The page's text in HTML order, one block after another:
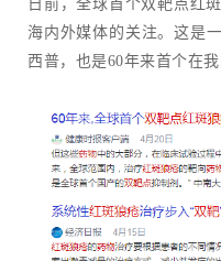
日前，全球首个双靶点红
海内外媒体的关注。这是
西普，也是60年来首个在